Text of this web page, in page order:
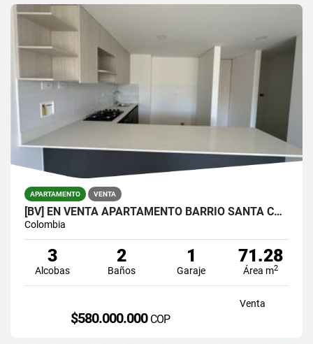
APARTAMENTO VENTA
[BV] EN VENTA APARTAMENTO BARRIO SANTA CATALINA, SURAMÉRICA, ITAGÜÍ
Colombia
3
Alcobas
2
Baños
1
Garaje
71.28
Área m2
Venta
$580.000.000 COP